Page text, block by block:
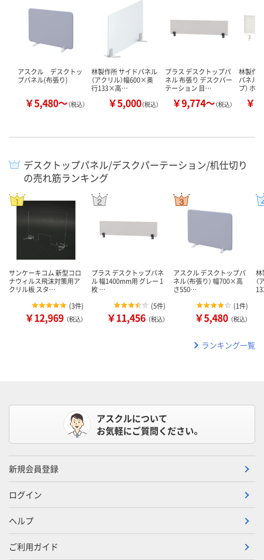
アスクル デスクトッ
プパネル(布張り)
￥5,480～（税込）
林製作所 サイドパネル
（アクリル）幅600×奥
行133×高…
￥5,000（税込）
プラス デスクトップパ
ネル 布張り デスクパー
テーション 目…
￥9,774～（税込）
林製作
パネル
プ） ホ
￥
デスクトップパネル/デスクパーテーション/机仕切り
の売れ筋ランキング
サンケーキコム 新型コロ
ナウィルス飛沫対策用ア
クリル板 スタ…
(3件)
￥12,969 （税込）
プラス デスクトップパネ
ル 幅1400mm用 グレー 1
枚 …
(5件)
￥11,456 （税込）
アスクル デスクトップパ
ネル（布張り） 幅700×高
さ550…
(1件)
￥5,480 （税込）
林
ランキング一覧
アスクルについて
お気軽にご質問ください。
新規会員登録
ログイン
ヘルプ
ご利用ガイド